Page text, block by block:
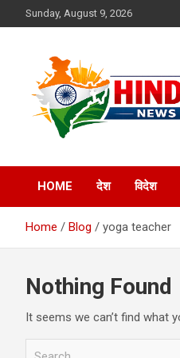
to
Sunday, August 9, 2026
Hindustan
Service
HOME देश विदेश
Home Blog yoga teacher
Nothing Found
It seems we can’t find what